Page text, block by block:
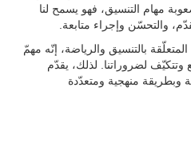
مهام التنسيق، فهو يسمح لنا
والتحسّن وإجراء متابعة.
بالتنسيق والرياضة، إنّه مهمّ
لضروراتنا. لذلك، يقدّم
وبطريقة منهجية ومتعدّدة